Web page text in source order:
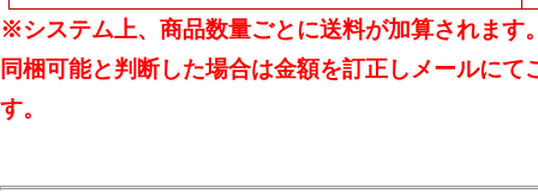
※システム上、商品数量ごとに送料が加算されます
同梱可能と判断した場合は金額を訂正しメールにて
す。